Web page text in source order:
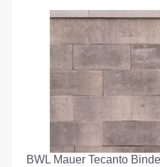
BWL Mauer Tecanto